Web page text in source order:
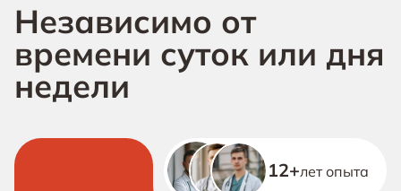
Независимо от
времени суток или дня
недели
12+лет опыта